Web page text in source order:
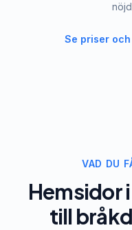
Se priser
VAD DU
Hemsidor
till